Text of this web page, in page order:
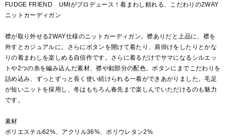
FUDGE FRIEND UMIがプロデュース！着まわし頼れる、こだわりの2WAY
ニットカーディガン
襟が取り外せる2WAY仕様のニットカーディガン。襟ありだと上品に、襟を
外すとカジュアルに。さらにボタンを開けて着たり、肩掛けをしたりとかな
りの着まわしを楽しめる自信作です。さらに着るだけでサマになるシルエッ
トや2つの糸を編み込んだ素材、襟や釦部分の配色、ボタンにまでこだわりを
詰め込み、ずっとずっと長く使い続けられる一着ができあがりました。毛足
が短いニットを採用し、冬はもちろん春先まで楽しんでいただけるのも魅力
です。
素材
ポリエステル62%、アクリル36%、ポリウレタン2%